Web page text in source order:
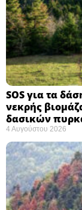
SOS για τα
νεκρής
δασικών
4 Αυγούστου 2026